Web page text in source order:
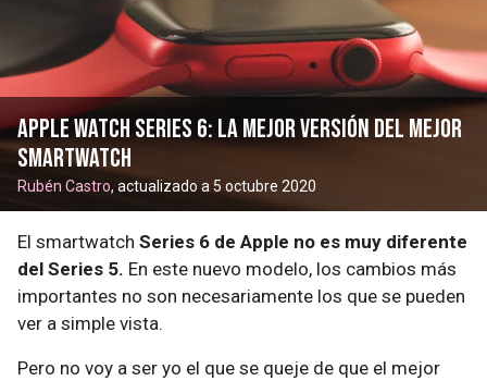
Apple Watch Series 6: la mejor versión del mejor
smartwatch
Rubén Castro, actualizado a 5 octubre 2020
El smartwatch Series 6 de Apple no es muy diferente
del Series 5. En este nuevo modelo, los cambios más
importantes no son necesariamente los que se pueden
ver a simple vista.
Pero no voy a ser yo el que se queje de que el mejor